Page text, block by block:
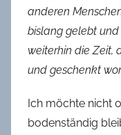
anderen
bislang gelebt
weiterhin die Zeit,
und geschenkt
Ich möchte nicht
bodenständig